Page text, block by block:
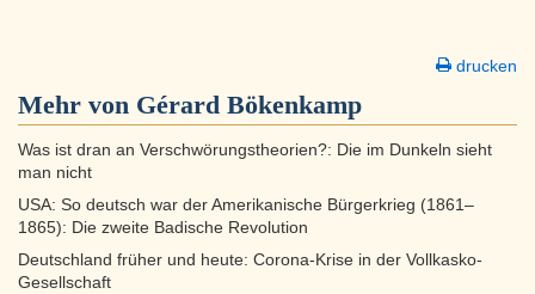
drucken
Mehr von Gérard Bökenkamp
Was ist dran an Verschwörungstheorien?: Die im Dunkeln sieht
man nicht
USA: So deutsch war der Amerikanische Bürgerkrieg (1861–
1865): Die zweite Badische Revolution
Deutschland früher und heute: Corona-Krise in der Vollkasko-
Gesellschaft